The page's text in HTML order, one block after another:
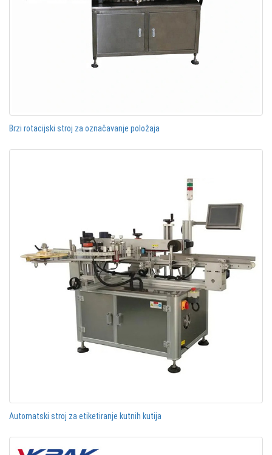
Brzi rotacijski stroj za označavanje položaja
Automatski stroj za etiketiranje kutnih kutija